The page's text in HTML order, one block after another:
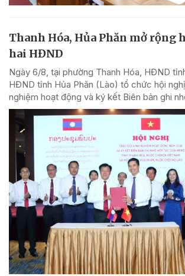
Thanh Hóa, Hủa Phăn mở rộng
hai HĐND
Ngày 6/8, tại phường Thanh Hóa, HĐND
HĐND tỉnh Hủa Phăn (Lào) tổ chức hội
nghiệm hoạt động và ký kết Biên bản ghi